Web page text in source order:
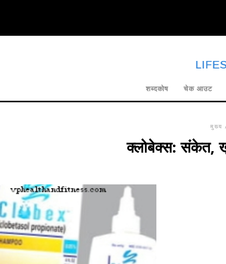
शब्दकोष चेक आउट
मुख्य
क्लोबेक्स: संकेत,